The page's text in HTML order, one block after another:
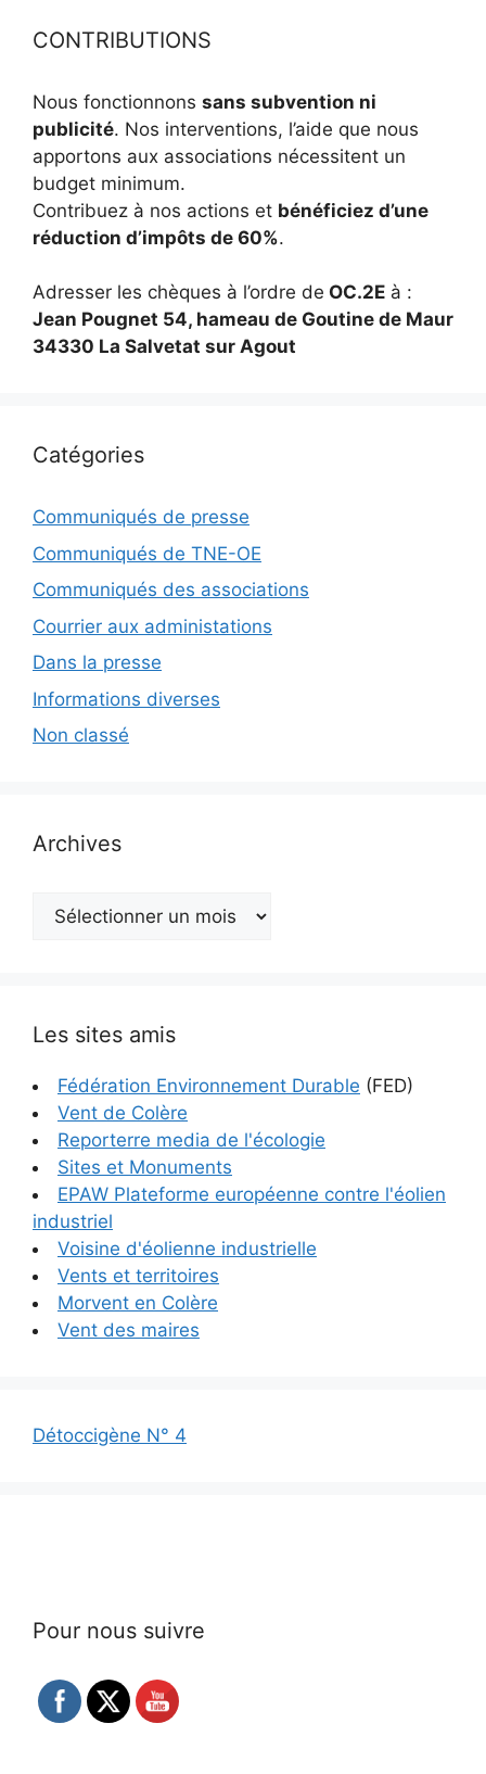
CONTRIBUTIONS
Nous fonctionnons sans subvention ni
publicité. Nos interventions, l’aide que nous
apportons aux associations nécessitent un
budget minimum.
Contribuez à nos actions et bénéficiez d’une
réduction d’impôts de 60%.
Adresser les chèques à l’ordre de OC.2E à :
Jean Pougnet 54, hameau de Goutine de Maur
34330 La Salvetat sur Agout
Catégories
Communiqués de presse
Communiqués de TNE-OE
Communiqués des associations
Courrier aux administations
Dans la presse
Informations diverses
Non classé
Archives
Archives
Les sites amis
Fédération Environnement Durable (FED)
Vent de Colère
Reporterre media de l'écologie
Sites et Monuments
EPAW Plateforme européenne contre l'éolien
industriel
Voisine d'éolienne industrielle
Vents et territoires
Morvent en Colère
Vent des maires
Détoccigène N° 4
Pour nous suivre